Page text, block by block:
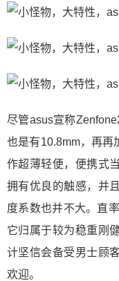
尽管asus宣称
也是有10.8mm，再再
作超薄轻便，便携式
拥有优良的触感，并
度系数也并不大。直
它归属于较为稳重刚
计坚信会备受男士顾
欢迎。